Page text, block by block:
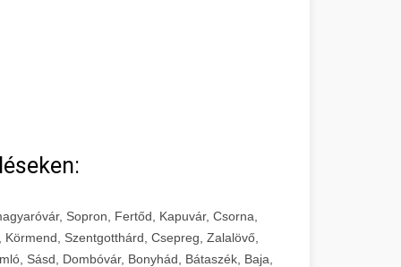
Sopron, Fertőd, Kapuvár, Csorna,
Szentgotthárd, Csepreg, Zalalövő,
Sásd, Dombóvár, Bonyhád, Bátaszék, Baja,